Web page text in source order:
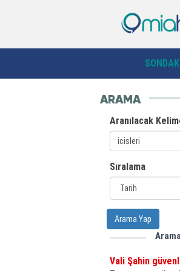
Yozgat'ta yol yatırımı hız
ARAMA
Aranılacak
Sıralama
Arama Yap
Vali Şahin